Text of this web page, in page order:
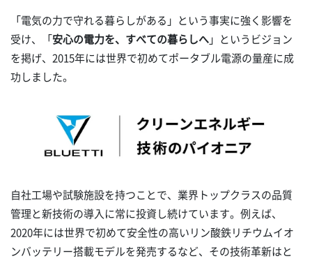
「電気の力で守れる暮らしがある」という事実に強く影響を
受け、「安心の電力を、すべての暮らしへ」というビジョン
を掲げ、2015年には世界で初めてポータブル電源の量産に成
功しました。
自社工場や試験施設を持つことで、業界トップクラスの品質
管理と新技術の導入に常に投資し続けています。例えば、
2020年には世界で初めて安全性の高いリン酸鉄リチウムイオ
ンバッテリー搭載モデルを発売するなど、その技術革新はと